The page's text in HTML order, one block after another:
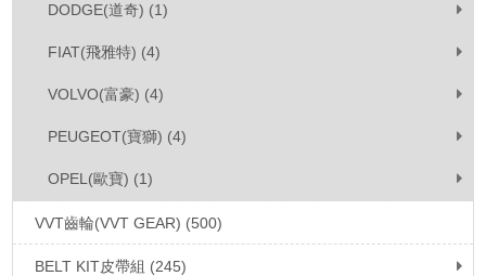
DODGE(道奇) (1)
FIAT(飛雅特) (4)
VOLVO(富豪) (4)
PEUGEOT(寶獅) (4)
OPEL(歐寶) (1)
VVT齒輪(VVT GEAR) (500)
BELT KIT皮帶組 (245)